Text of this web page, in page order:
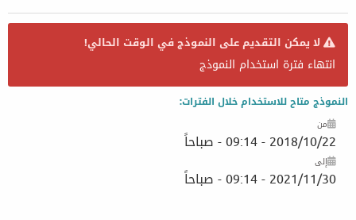
لا يمكن التقديم على النموذج في الوقت الحالي!
انتهاء فترة استخدام النموذج
النموذج متاح للاستخدام خلال الفترات:
من
2018/10/22 - 09:14 - صباحاً
إلى
2021/11/30 - 09:14 - صباحاً